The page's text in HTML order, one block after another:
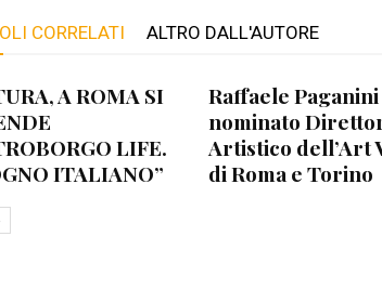
CORRELATI ALTRO DALL'AUTORE
A ROMA SI
LIFE.
ITALIANO”
Raffaele Paganini
nominato
Artistico dell’Art
di Roma e Torino